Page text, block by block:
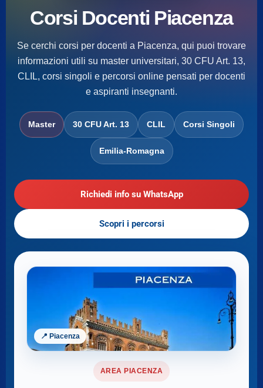
Corsi Docenti Piacenza
Se cerchi corsi per docenti a Piacenza, qui puoi trovare
informazioni utili su master universitari, 30 CFU Art. 13,
CLIL, corsi singoli e percorsi online pensati per docenti
e aspiranti insegnanti.
Master 30 CFU Art. 13 CLIL Corsi Singoli
Emilia-Romagna
Richiedi info su WhatsApp
Scopri i percorsi
📍 Piacenza
AREA PIACENZA